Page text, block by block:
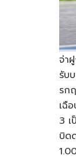
จ่า
รับ
รก
เฉื
3
บิด